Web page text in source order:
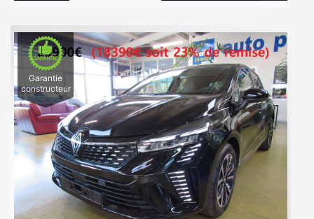
Garantie
constructeur